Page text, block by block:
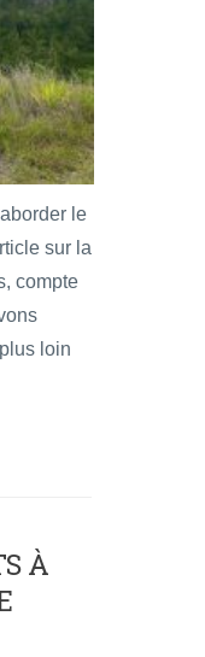
le
sur la
compte
loin
À